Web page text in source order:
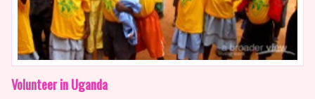
Volunteer in Uganda